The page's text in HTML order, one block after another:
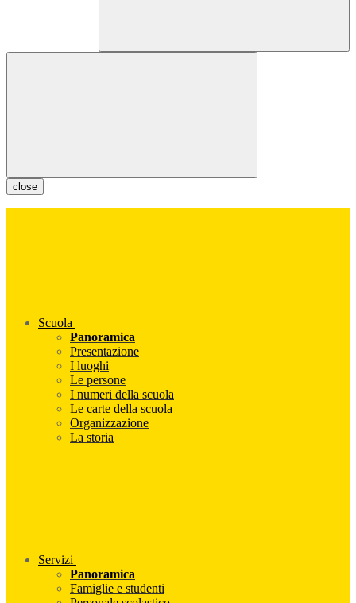
close
Scuola
Panoramica
Presentazione
I luoghi
Le persone
I numeri della scuola
Le carte della scuola
Organizzazione
La storia
Servizi
Panoramica
Famiglie e studenti